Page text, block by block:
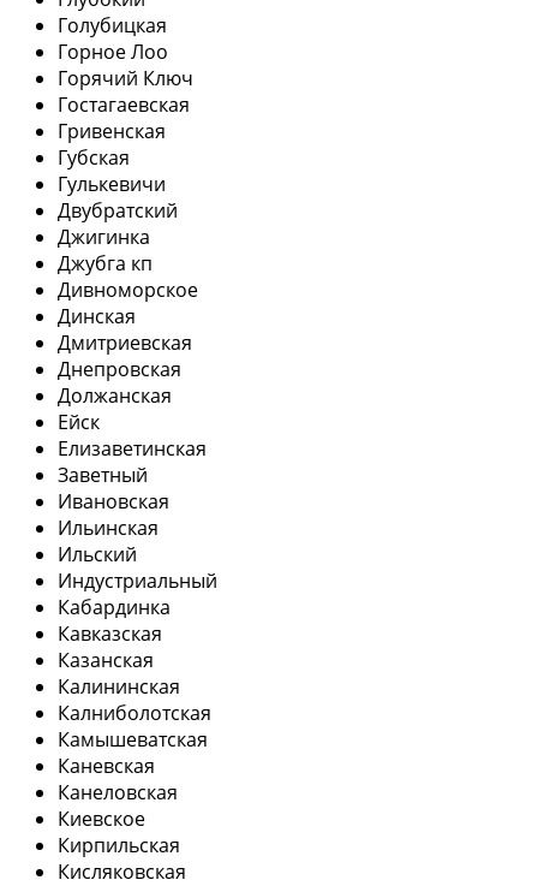
Голубицкая
Горное Лоо
Горячий Ключ
Гостагаевская
Гривенская
Губская
Гулькевичи
Двубратский
Джигинка
Джубга кп
Дивноморское
Динская
Дмитриевская
Днепровская
Должанская
Ейск
Елизаветинская
Заветный
Ивановская
Ильинская
Ильский
Индустриальный
Кабардинка
Кавказская
Казанская
Калининская
Калниболотская
Камышеватская
Каневская
Канеловская
Киевское
Кирпильская
Кисляковская